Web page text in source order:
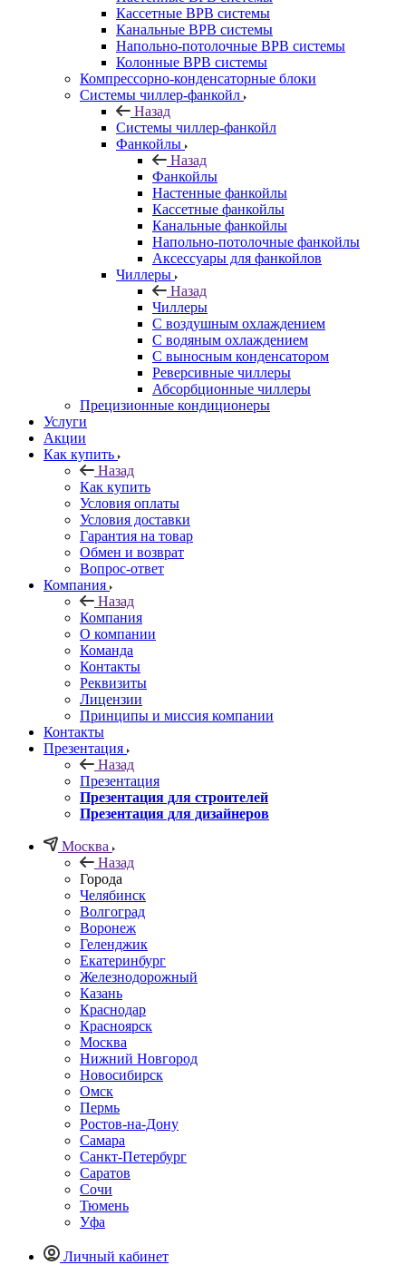
Кассетные ВРВ системы
Канальные ВРВ системы
Напольно-потолочные ВРВ системы
Колонные ВРВ системы
Компрессорно-конденсаторные блоки
Системы чиллер-фанкойл
Назад
Системы чиллер-фанкойл
Фанкойлы
Назад
Фанкойлы
Настенные фанкойлы
Кассетные фанкойлы
Канальные фанкойлы
Напольно-потолочные фанкойлы
Аксессуары для фанкойлов
Чиллеры
Назад
Чиллеры
С воздушным охлаждением
С водяным охлаждением
С выносным конденсатором
Реверсивные чиллеры
Абсорбционные чиллеры
Прецизионные кондиционеры
Услуги
Акции
Как купить
Назад
Как купить
Условия оплаты
Условия доставки
Гарантия на товар
Обмен и возврат
Вопрос-ответ
Компания
Назад
Компания
О компании
Команда
Контакты
Реквизиты
Лицензии
Принципы и миссия компании
Контакты
Презентация
Назад
Презентация
Презентация для строителей
Презентация для дизайнеров
Москва
Назад
Города
Челябинск
Волгоград
Воронеж
Геленджик
Екатеринбург
Железнодорожный
Казань
Краснодар
Красноярск
Москва
Нижний Новгород
Новосибирск
Омск
Пермь
Ростов-на-Дону
Самара
Санкт-Петербург
Саратов
Сочи
Тюмень
Уфа
Личный кабинет